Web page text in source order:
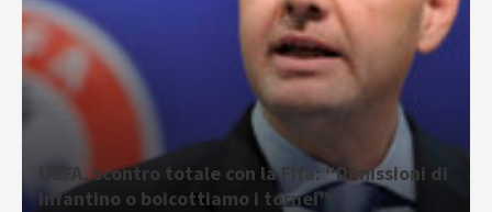
UEFA, scontro totale con la Fifa: “Dimissioni di
Infantino o boicottiamo i tornei”